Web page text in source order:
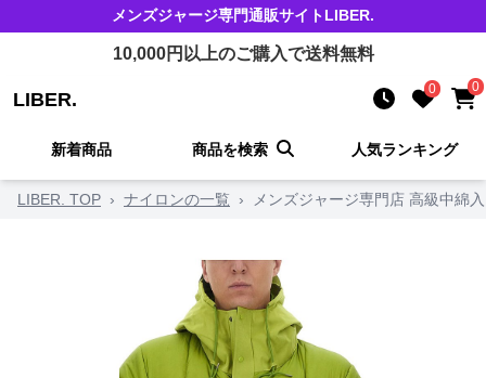
メンズジャージ専門通販サイトLIBER.
10,000円以上のご購入で送料無料
LIBER. 0 0
新着商品 商品を検索 人気ランキング
LIBER. TOP › ナイロンの一覧 › メンズジャージ専門店 高級中綿